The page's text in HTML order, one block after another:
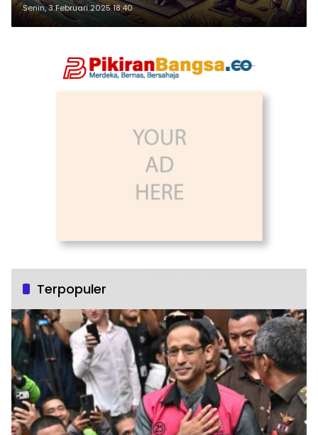
Senin, 3 Februari 2025 18:40
Terpopuler